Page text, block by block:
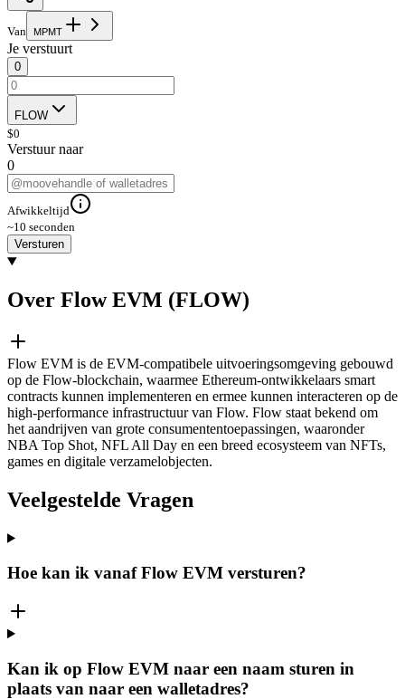
Van MPMT
Je verstuurt
0
FLOW
$0
Verstuur naar
0
Afwikkeltijd
~10 seconden
Versturen
Over Flow EVM (FLOW)
Flow EVM is de EVM-compatibele uitvoeringsomgeving gebouwd
op de Flow-blockchain, waarmee Ethereum-ontwikkelaars smart
contracts kunnen implementeren en ermee kunnen interacteren op de
high-performance infrastructuur van Flow. Flow staat bekend om
het aandrijven van grote consumententoepassingen, waaronder
NBA Top Shot, NFL All Day en een breed ecosysteem van NFTs,
games en digitale verzamelobjecten.
Veelgestelde Vragen
Hoe kan ik vanaf Flow EVM versturen?
Kan ik op Flow EVM naar een naam sturen in
plaats van naar een walletadres?